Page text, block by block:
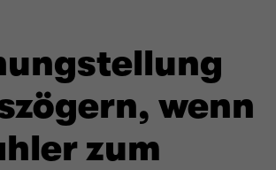
wenn
zum